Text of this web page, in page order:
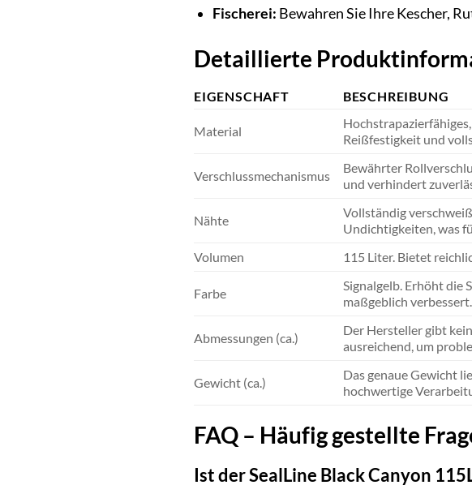
Fischerei: Bewahren Sie Ihre Kescher,
Detaillierte
EIGENSCHAFT BESCHREIBUNG
Material
Reißfestigkeit und
Verschlussmechanismus
Bewährter
und verhindert
Nähte
Vollständig
Undichtigkeiten, was
Volumen
115 Liter. Bietet
Farbe
Signalgelb. Erhöht die
maßgeblich verbessert.
Abmessungen (ca.)
Der Hersteller gibt
ausreichend, um
Gewicht (ca.)
Das genaue Gewicht
hochwertige
FAQ – Häufig gestellte
Ist der SealLine Black Canyon